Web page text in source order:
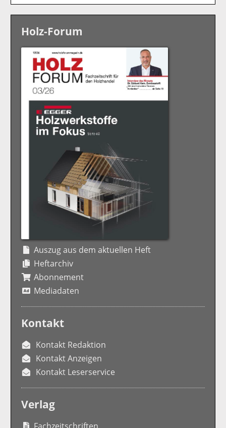
Holz-Forum
Auszug aus dem aktuellen Heft
Heftarchiv
Abonnement
Mediadaten
Kontakt
Kontakt Redaktion
Kontakt Anzeigen
Kontakt Leserservice
Verlag